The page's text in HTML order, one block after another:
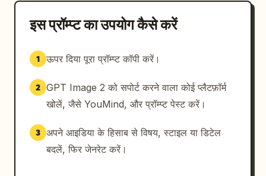
इस प्रॉम्प्ट का उपयोग कैसे करें
1 ऊपर दिया पूरा प्रॉम्प्ट कॉपी करें।
2 GPT Image 2 को सपोर्ट करने वाला कोई प्लैटफ़ॉर्म
खोलें, जैसे YouMind, और प्रॉम्प्ट पेस्ट करें।
3 अपने आइडिया के हिसाब से विषय, स्टाइल या डिटेल
बदलें, फिर जेनरेट करें।